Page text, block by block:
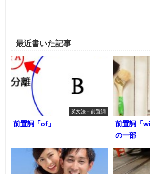
最近書いた記事
英文法－前置詞
前置詞「of」
前置詞「
の一部